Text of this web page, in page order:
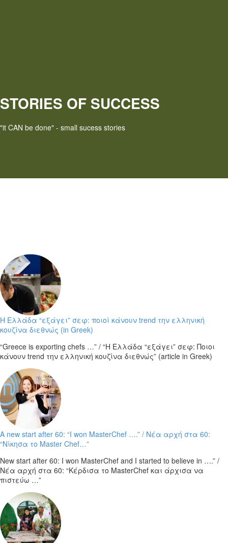
STORIES OF SUCCESS
"it CAN be done" - small sucess stories
Η Ελλάδα “εξάγει” σεφ: ποιοί κάνουν trend την ελληνική
κουζίνα διεθνώς (in Greek)
“Greece is exporting chefs …” / “Η Ελλάδα “εξάγει” σεφ: Ποιοι
κάνουν trend την ελληνική κουζίνα διεθνώς” (article in Greek)
A new start after 60: “I won MasterChef ….” / Νέα αρχή στα 60:
“Νίκησα το Master Chef…”
New start after 60: I won MasterChef and I started to believe in ….” /
Νέα αρχή στα 60: “Κέρδισα το MasterChef και άρχισα να
πιστεύω …”